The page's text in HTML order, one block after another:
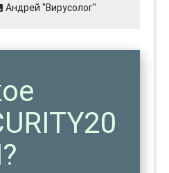
Андрей "Вирусолог"